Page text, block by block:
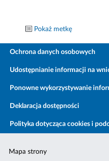
Pokaż metkę
Ochrona danych osobowych
Udostępnianie informacji na
Ponowne wykorzystywanie
Deklaracja dostępności
Polityka dotycząca cookies i
Mapa strony